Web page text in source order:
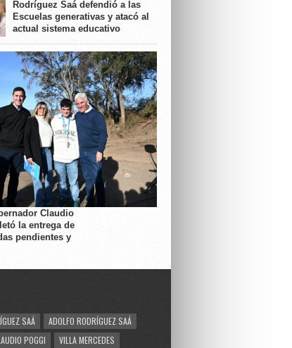
Rodríguez Saá defendió a las
Escuelas generativas y atacó al
actual sistema educativo
Claudio
la entrega de
pendientes y
SAÁ
ADOLFO RODRÍGUEZ SAÁ
POGGI
VILLA MERCEDES